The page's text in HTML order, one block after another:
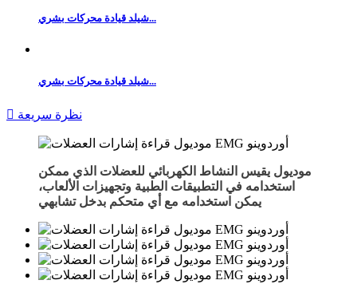
شيلد قيادة محركات بشري...
شيلد قيادة محركات بشري...
 نظرة سريعة
موديول يقيس النشاط الكهربائي للعضلات الذي ممكن
استخدامه في التطبيقات الطبية وتجهيزات الألعاب،